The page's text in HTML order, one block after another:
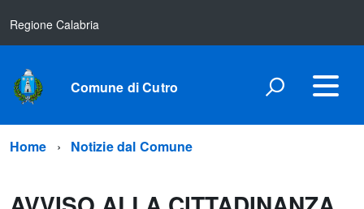
Regione Calabria
Comune di Cutro
Home Notizie dal Comune